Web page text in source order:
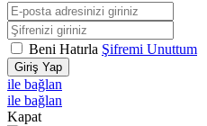
Beni Hatırla Şifremi Unuttum
Giriş Yap
ile bağlan
ile bağlan
Kapat